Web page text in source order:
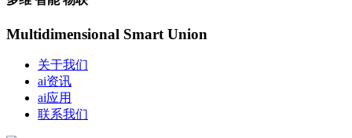
Multidimensional Smart Union
关于我们
ai资讯
ai应用
联系我们